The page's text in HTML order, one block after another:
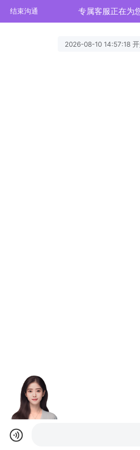
结束沟通 专属客服正在为
2026-08-10 14:57:18